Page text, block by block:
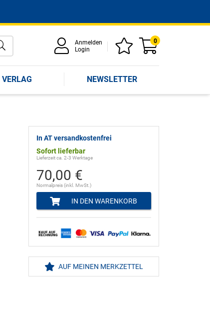
Anmelden
Login
0
VERLAG NEWSLETTER
In AT versandkostenfrei
Sofort lieferbar
Lieferzeit ca. 2-3 Werktage
70,00 €
Normalpreis (inkl. MwSt.)
IN DEN WARENKORB
AUF MEINEN MERKZETTEL